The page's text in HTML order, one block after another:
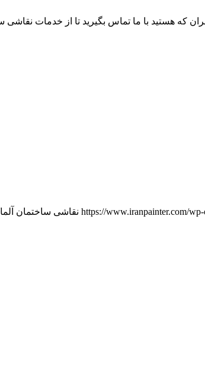
که هستید با ما تماس بگیرید تا از خدمات
https://www.iranpainter.com/ نقاشی ساختمان آلما